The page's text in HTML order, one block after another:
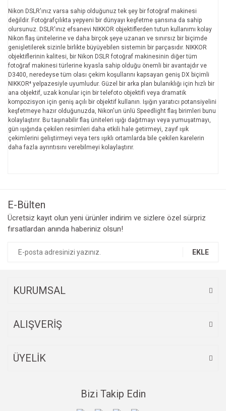
Nikon DSLR'ınız varsa sahip olduğunuz tek şey bir fotoğraf makinesi
değildir. Fotoğrafçılıkta yepyeni bir dünyayı keşfetme şansına da sahip
olursunuz. DSLR'ınız efsanevi NIKKOR objektiflerden tutun kullanımı kolay
Nikon flaş ünitelerine ve daha birçok şeye uzanan ve sınırsız bir biçimde
genişletilerek sizinle birlikte büyüyebilen sistemin bir parçasıdır. NIKKOR
objektiflerinin kalitesi, bir Nikon DSLR fotoğraf makinesinin diğer tüm
fotoğraf makinesi türlerine kıyasla sahip olduğu önemli bir avantajdır ve
D3400, neredeyse tüm olası çekim koşullarını kapsayan geniş DX biçimli
NIKKOR⁴ yelpazesiyle uyumludur. Güzel bir arka plan bulanıklığı için hızlı bir
ana objektif, uzak konular için bir telefoto objektifi veya dramatik
kompozisyon için geniş açılı bir objektif kullanın. Işığın yaratıcı potansiyelini
keşfetmeye hazır olduğunuzda, Nikon'un ünlü Speedlight flaş birimleri bunu
kolaylaştırır. Bu taşınabilir flaş üniteleri ışığı dağıtmayı veya yumuşatmayı,
gün ışığında çekilen resimleri daha etkili hale getirmeyi, zayıf ışık
çekimlerini geliştirmeyi veya ters ışıklı ortamlarda bile çekilen karelerin
daha fazla ayrıntısını verebilmeyi kolaylaştırır.
Ürün resmi kalitesiz, bozuk veya görüntülenemiyor.
Ürün açıklamasında eksik bilgiler bulunuyor.
E-Bülten
Ücretsiz kayıt olun yeni ürünler indirim ve sizlere özel sürpriz
fırsatlardan anında haberiniz olsun!
EKLE
KURUMSAL
ALIŞVERİŞ
ÜYELİK
Bizi Takip Edin